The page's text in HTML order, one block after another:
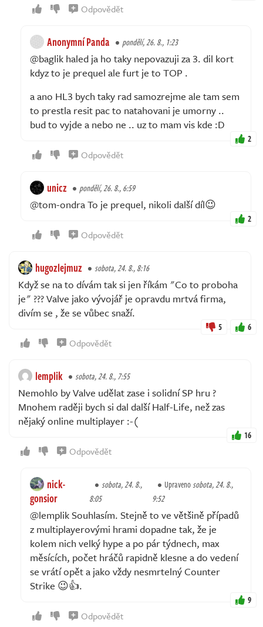
Odpovědět
Anonymní Panda pondělí, 26. 8., 1:23
@baglik haled ja ho taky nepovazuji za 3. dil kort
kdyz to je prequel ale furt je to TOP .
a ano HL3 bych taky rad samozrejme ale tam sem
to prestla resit pac to natahovani je umorny ..
bud to vyjde a nebo ne .. uz to mam vis kde :D
2
Odpovědět
unicz pondělí, 26. 8., 6:59
@tom-ondra To je prequel, nikoli další díl😉
2
Odpovědět
hugozlejmuz sobota, 24. 8., 8:16
Když se na to dívám tak si jen říkám "Co to proboha
je" ??? Valve jako vývojář je opravdu mrtvá firma,
divím se , že se vůbec snaží.
5 6
Odpovědět
lemplik sobota, 24. 8., 7:55
Nemohlo by Valve udělat zase i solidní SP hru ?
Mnohem raději bych si dal další Half-Life, než zas
nějaký online multiplayer :-(
16
Odpovědět
nick-
gonsior
sobota, 24. 8.,
8:05
Upravenosobota, 24. 8.,
9:52
@lemplik Souhlasím. Stejně to ve většině případů
z multiplayerovými hrami dopadne tak, že je
kolem nich velký hype a po pár týdnech, max
měsících, počet hráčů rapidně klesne a do vedení
se vrátí opět a jako vždy nesmrtelný Counter
Strike 😉👍.
9
Odpovědět